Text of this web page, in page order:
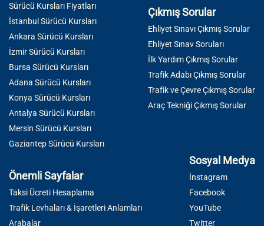
Sürücü Kursları Fiyatları
İstanbul Sürücü Kursları
Ankara Sürücü Kursları
İzmir Sürücü Kursları
Bursa Sürücü Kursları
Adana Sürücü Kursları
Konya Sürücü Kursları
Antalya Sürücü Kursları
Mersin Sürücü Kursları
Gaziantep Sürücü Kursları
Çıkmış Sorular
Ehliyet Sınavı Çıkmış Sorular
Ehliyet Sınav Soruları
İlk Yardım Çıkmış Sorular
Trafik Adabı Çıkmış Sorular
Trafik ve Çevre Çıkmış Sorular
Araç Tekniği Çıkmış Sorular
Önemli Sayfalar
Taksi Ücreti Hesaplama
Trafik Levhaları & İşaretleri Anlamları
Arabalar
Sosyal Medya
İnstagram
Facebook
YouTube
Twitter